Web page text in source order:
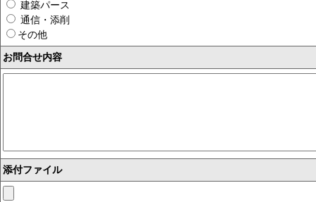
建築パース
通信・添削
その他
お問合せ内容
添付ファイル